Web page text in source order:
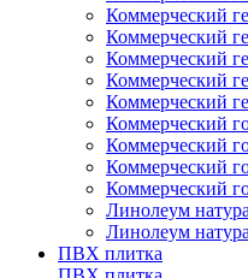
Коммерческий
Коммерческий
Коммерческий
Коммерческий
Коммерческий
Коммерческий
Коммерческий
Коммерческий
Коммерческий
Линолеум
Линолеум
ПВХ плитка